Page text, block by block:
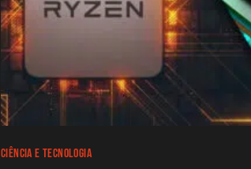
CIÊNCIA E TECNOLOGIA